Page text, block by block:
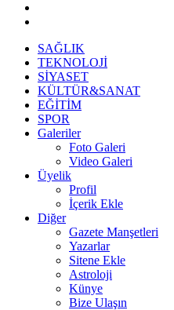
SAĞLIK
TEKNOLOJİ
SİYASET
KÜLTÜR&SANAT
EĞİTİM
SPOR
Galeriler
Foto Galeri
Video Galeri
Üyelik
Profil
İçerik Ekle
Diğer
Gazete Manşetleri
Yazarlar
Sitene Ekle
Astroloji
Künye
Bize Ulaşın